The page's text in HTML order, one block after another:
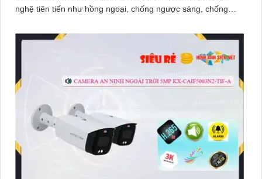
nghệ tiên tiến như hồng ngoại, chống ngược sáng, chống